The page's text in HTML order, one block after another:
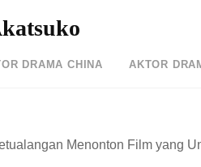
DRAMA CHINA AKTOR
Menonton Film yang